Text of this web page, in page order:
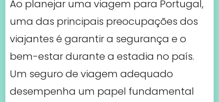
contra uma variedade de imprevistos
que podem surgir durante a viagem. No
entanto, com tantas opções disponíveis
no mercado, pode ser difícil escolher o
seguro de viagem mais adequado em
termos de preço e cobertura. Neste